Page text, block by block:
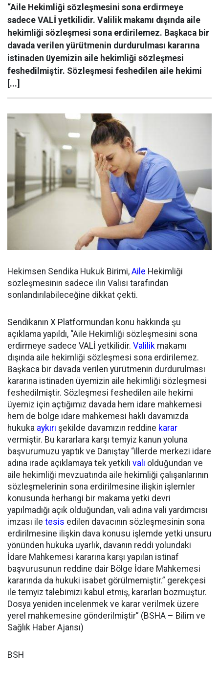
“Aile Hekimliği sözleşmesini sona erdirmeye
sadece VALİ yetkilidir. Valilik makamı dışında aile
hekimliği sözleşmesi sona erdirilemez. Başkaca bir
davada verilen yürütmenin durdurulması kararına
istinaden üyemizin aile hekimliği sözleşmesi
feshedilmiştir. Sözleşmesi feshedilen aile hekimi
[...]
Hekimsen Sendika Hukuk Birimi, Aile Hekimliği
sözleşmesinin sadece ilin Valisi tarafından
sonlandırılabileceğine dikkat çekti.
Sendikanın X Platformundan konu hakkında şu
açıklama yapıldı, “Aile Hekimliği sözleşmesini sona
erdirmeye sadece VALİ yetkilidir. Valilik makamı
dışında aile hekimliği sözleşmesi sona erdirilemez.
Başkaca bir davada verilen yürütmenin durdurulması
kararına istinaden üyemizin aile hekimliği sözleşmesi
feshedilmiştir. Sözleşmesi feshedilen aile hekimi
üyemiz için açtığımız davada hem idare mahkemesi
hem de bölge idare mahkemesi haklı davamızda
hukuka aykırı şekilde davamızın reddine karar
vermiştir. Bu kararlara karşı temyiz kanun yoluna
başvurumuzu yaptık ve Danıştay “illerde merkezi idare
adına irade açıklamaya tek yetkili vali olduğundan ve
aile hekimliği mevzuatında aile hekimliği çalışanlarının
sözleşmelerinin sona erdirilmesine ilişkin işlemler
konusunda herhangi bir makama yetki devri
yapılmadığı açık olduğundan, vali adına vali yardımcısı
imzası ile tesis edilen davacının sözleşmesinin sona
erdirilmesine ilişkin dava konusu işlemde yetki unsuru
yönünden hukuka uyarlık, davanın reddi yolundaki
İdare Mahkemesi kararına karşı yapılan istinaf
başvurusunun reddine dair Bölge İdare Mahkemesi
kararında da hukuki isabet görülmemiştir.” gerekçesi
ile temyiz talebimizi kabul etmiş, kararları bozmuştur.
Dosya yeniden incelenmek ve karar verilmek üzere
yerel mahkemesine gönderilmiştir” (BSHA – Bilim ve
Sağlık Haber Ajansı)
BSH